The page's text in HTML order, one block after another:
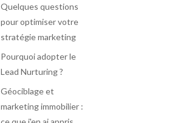
Quelques questions
pour optimiser votre
stratégie marketing
Pourquoi adopter le
Lead Nurturing ?
Géociblage et
marketing immobilier :